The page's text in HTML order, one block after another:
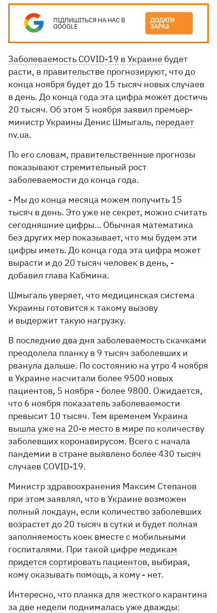
ПІДПИШІТЬСЯ НА НАС В
GOOGLE
ДОДАТИ
ЗАРАЗ
Заболеваемость COVID-19 в Украине будет
расти, в правительстве прогнозируют, что до
конца ноября будет до 15 тысяч новых случаев
в день. До конца года эта цифра может достичь
20 тысяч. Об этом 5 ноября заявил премьер-
министр Украины Денис Шмыгаль, передает
nv.ua.
По его словам, правительственные прогнозы
показывают стремительный рост
заболеваемости до конца года.
- Мы до конца месяца можем получить 15
тысяч в день. Это уже не секрет, можно считать
сегодняшние цифры… Обычная математика
без других мер показывает, что мы будем эти
цифры иметь. До конца года эта цифра может
вырасти и до 20 тысяч человек в день, -
добавил глава Кабмина.
Шмыгаль уверяет, что медицинская система
Украины готовится к такому вызову
и выдержит такую нагрузку.
В последние два дня заболеваемость скачками
преодолела планку в 9 тысяч заболевших и
рванула дальше. По состоянию на утро 4 ноября
в Украине насчитали более 9500 новых
пациентов, 5 ноября - более 9800. Ожидается,
что 6 ноября показатель заболеваемости
превысит 10 тысяч. Тем временемУкраина
вышла уже на 20-е место в мире по количеству
заболевших коронавирусом. Всего с начала
пандемии в стране выявлено более 430 тысяч
случаев COVID-19.
Министр здравоохранения Максим Степанов
при этом заявлял, что в Украине возможен
полный локдаун, если количество заболевших
возрастет до 20 тысяч в сутки и будет полная
заполняемость коек вместе с мобильными
госпиталями. При такой цифре медикам
придется сортировать пациентов, выбирая,
кому оказывать помощь, а кому - нет.
Интересно, что планка для жесткого карантина
за две недели поднималась уже дважды: